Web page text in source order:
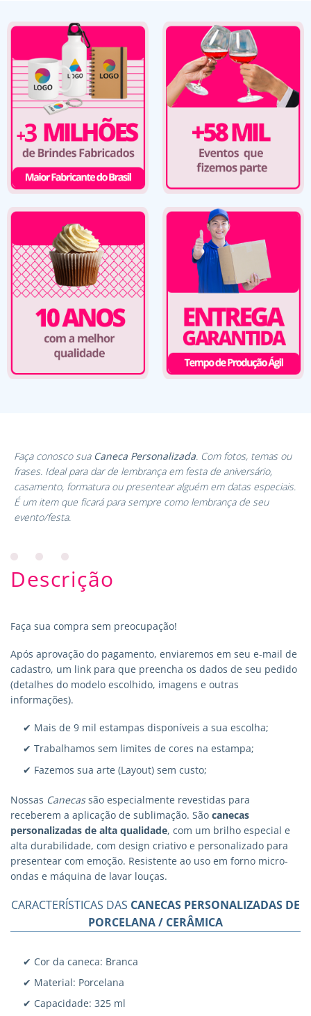
Faça conosco sua Caneca Personalizada . Com fotos, temas ou
frases. Ideal para dar de lembrança em festa de aniversário,
casamento, formatura ou presentear alguém em datas especiais.
É um item que ficará para sempre como lembrança de seu
evento/festa.
Descrição
Faça sua compra sem preocupação!
Após aprovação do pagamento, enviaremos em seu e-mail de
cadastro, um link para que preencha os dados de seu pedido
(detalhes do modelo escolhido, imagens e outras
informações).
✔ Mais de 9 mil estampas disponíveis a sua escolha;
✔ Trabalhamos sem limites de cores na estampa;
✔ Fazemos sua arte (Layout) sem custo;
Nossas Canecassão especialmente revestidas para
receberem a aplicação de sublimação. São canecas
personalizadas de alta qualidade, com um brilho especial e
alta durabilidade, com design criativo e personalizado para
presentear com emoção. Resistente ao uso em forno micro-
ondas e máquina de lavar louças.
CARACTERÍSTICAS DAS CANECAS PERSONALIZADAS DE
PORCELANA / CERÂMICA
✔ Cor da caneca: Branca
✔ Material: Porcelana
✔ Capacidade: 325 ml